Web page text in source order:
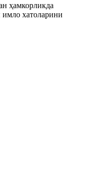
ҳамкорликда
имло хатоларини